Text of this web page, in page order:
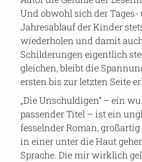
Und obwohl sich der Tages-
Jahresablauf der Kinder
wiederholen und damit
Schilderungen eigentlich
gleichen, bleibt die
ersten bis zur letzten Seite
„Die Unschuldigen“ – ein
passender Titel – ist ein
fesselnder Roman,
in einer unter die Haut
Sprache. Die mir wirklich